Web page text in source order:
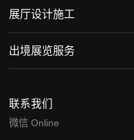
展厅设计施工
出境展览服务
联系我们
微信 Online